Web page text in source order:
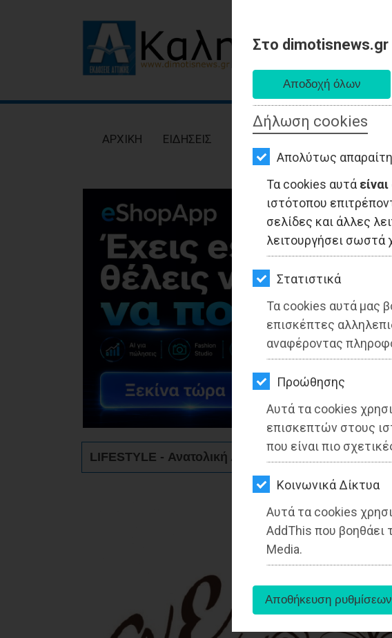
Στο dimotisnews.gr
Δήλωση cookies
Απολύτως
Τα cookies αυτά
ιστότοπου
σελίδες και άλλες
λειτουργήσει σωστά
Στατιστικά
Τα cookies αυτά μας
επισκέπτες
αναφέροντας
Προώθησης
Αυτά τα cookies
επισκεπτών στους
που είναι πιο
Kοινωνικά Δίκτυα
Αυτά τα cookies
AddThis που βοηθάει
Media.
ΕΙΔΗΣΕΙΣ
ΟΙΚΟΝΟΜΙΑ
ΑΘΛΗΤΙΣΜΟΣ
ΠΟΛΙΤΙΣΜΟΣ
ΕΞΟΔΟΣ
ΠΕΡΙΒΑΛΛΟΝ
AΡΧΙΚΗ ΕΙΔΗΣΕΙΣ
LIFESTYLE - Ανατολική Αττική